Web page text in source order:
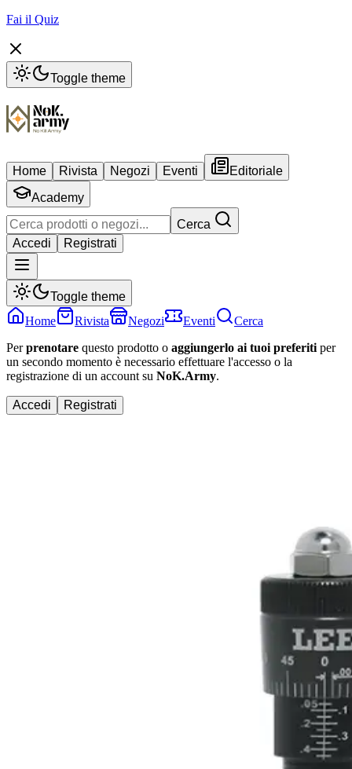
Fai il Quiz
Toggle theme
Home Rivista Negozi Eventi
Editoriale
Academy
Cerca
Accedi
Registrati
Toggle theme
Home
Rivista Negozi Eventi
Cerca
Perprenotare questo prodotto o aggiungerlo ai tuoi preferiti per
un secondo momento è necessario effettuare l'accesso o la
registrazione di un account su NoK.Army.
Accedi Registrati